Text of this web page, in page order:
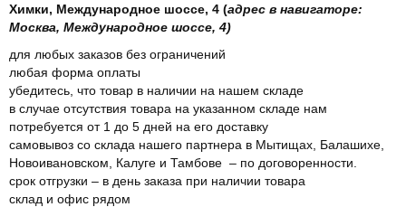
Химки, Международное шоссе, 4 (адрес в навигаторе:
Москва, Международное шоссе, 4)
для любых заказов без ограничений
любая форма оплаты
убедитесь, что товар в наличии на нашем складе
в случае отсутствия товара на указанном складе нам
потребуется от 1 до 5 дней на его доставку
самовывоз со склада нашего партнера в Мытищах, Балашихе,
Новоивановском, Калуге и Тамбове – по договоренности.
срок отгрузки – в день заказа при наличии товара
склад и офис рядом